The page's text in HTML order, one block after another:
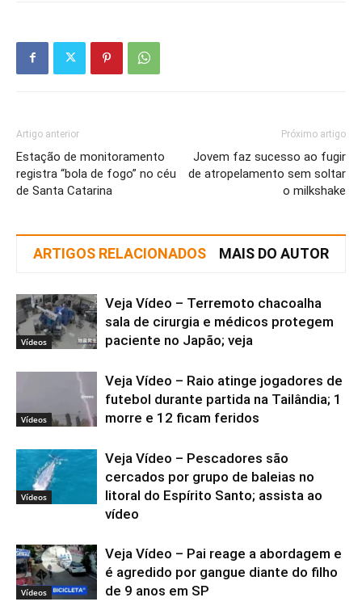
Artigo anterior
Estação de monitoramento
registra “bola de fogo” no céu
de Santa Catarina
Próximo artigo
Jovem faz sucesso ao fugir
de atropelamento sem soltar
o milkshake
ARTIGOS RELACIONADOS MAIS DO AUTOR
Vídeos
Veja Vídeo – Terremoto chacoalha
sala de cirurgia e médicos protegem
paciente no Japão; veja
Vídeos
Veja Vídeo – Raio atinge jogadores de
futebol durante partida na Tailândia; 1
morre e 12 ficam feridos
Vídeos
Veja Vídeo – Pescadores são
cercados por grupo de baleias no
litoral do Espírito Santo; assista ao
vídeo
Vídeos
Veja Vídeo – Pai reage a abordagem e
é agredido por gangue diante do filho
de 9 anos em SP